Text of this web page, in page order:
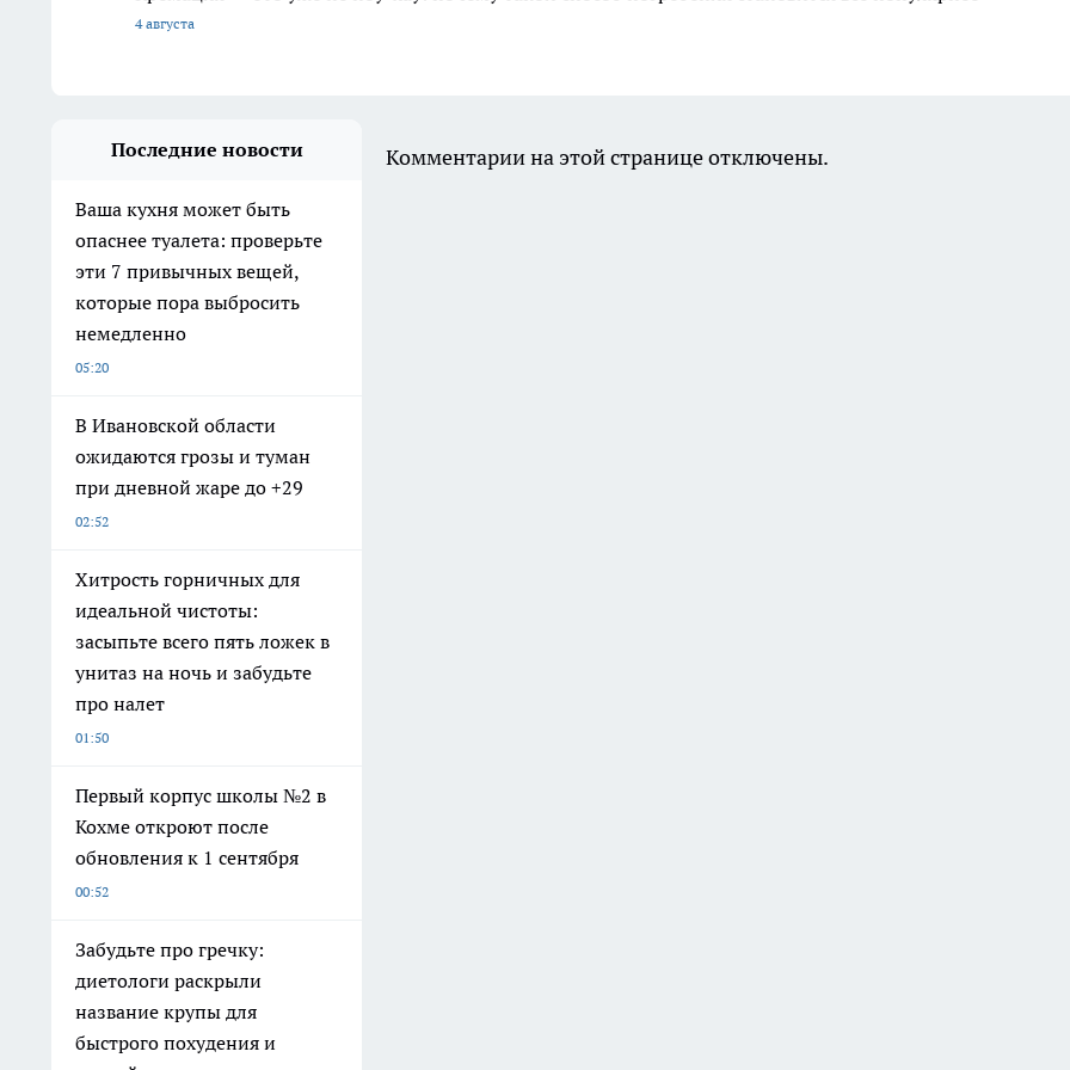
4 августа
Последние новости
Ваша кухня может быть
опаснее туалета: проверьте
эти 7 привычных вещей,
которые пора выбросить
немедленно
05:20
В Ивановской области
ожидаются грозы и туман
при дневной жаре до +29
02:52
Хитрость горничных для
идеальной чистоты:
засыпьте всего пять ложек в
унитаз на ночь и забудьте
про налет
01:50
Первый корпус школы №2 в
Кохме откроют после
обновления к 1 сентября
00:52
Забудьте про гречку:
диетологи раскрыли
название крупы для
быстрого похудения и
Комментарии на этой странице отключены.